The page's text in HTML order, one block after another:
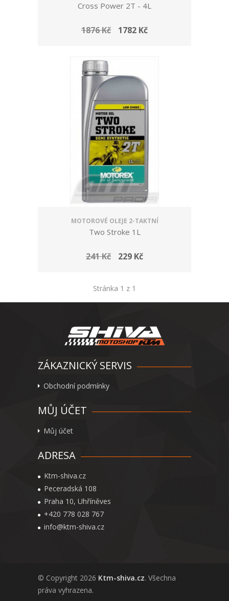
Cross Power 2T - 4L
1876 Kč 1782 Kč
MOTOROVÉ OLEJE 2-TAKTNÍ
Two Stroke 1L
241 Kč 229 Kč
Stránka 1 z 1
ZÁKAZNICKÝ SERVIS
Obchodní podmínky
MŮJ ÚČET
Můj účet
ADRESA
Ktm-shiva.cz
Peceradská 108
Praha 10, Uhříněves
+420 778 028 767
info@ktm-shiva.cz
© Copyright 2026 Ktm-shiva.cz. Všechna
práva vyhrazena.